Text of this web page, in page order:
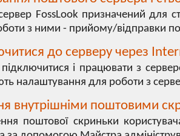
FossLook призначений для
з ними - прийому/відправки
до серверу через
і працювати з
налаштування для роботи з
внутрішніми поштовими
поштової скриньки